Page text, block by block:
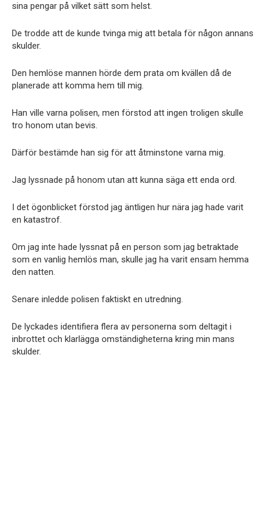
sina pengar på vilket sätt som helst.
De trodde att de kunde tvinga mig att betala för någon annans
skulder.
Den hemlöse mannen hörde dem prata om kvällen då de
planerade att komma hem till mig.
Han ville varna polisen, men förstod att ingen troligen skulle
tro honom utan bevis.
Därför bestämde han sig för att åtminstone varna mig.
Jag lyssnade på honom utan att kunna säga ett enda ord.
I det ögonblicket förstod jag äntligen hur nära jag hade varit
en katastrof.
Om jag inte hade lyssnat på en person som jag betraktade
som en vanlig hemlös man, skulle jag ha varit ensam hemma
den natten.
Senare inledde polisen faktiskt en utredning.
De lyckades identifiera flera av personerna som deltagit i
inbrottet och klarlägga omständigheterna kring min mans
skulder.